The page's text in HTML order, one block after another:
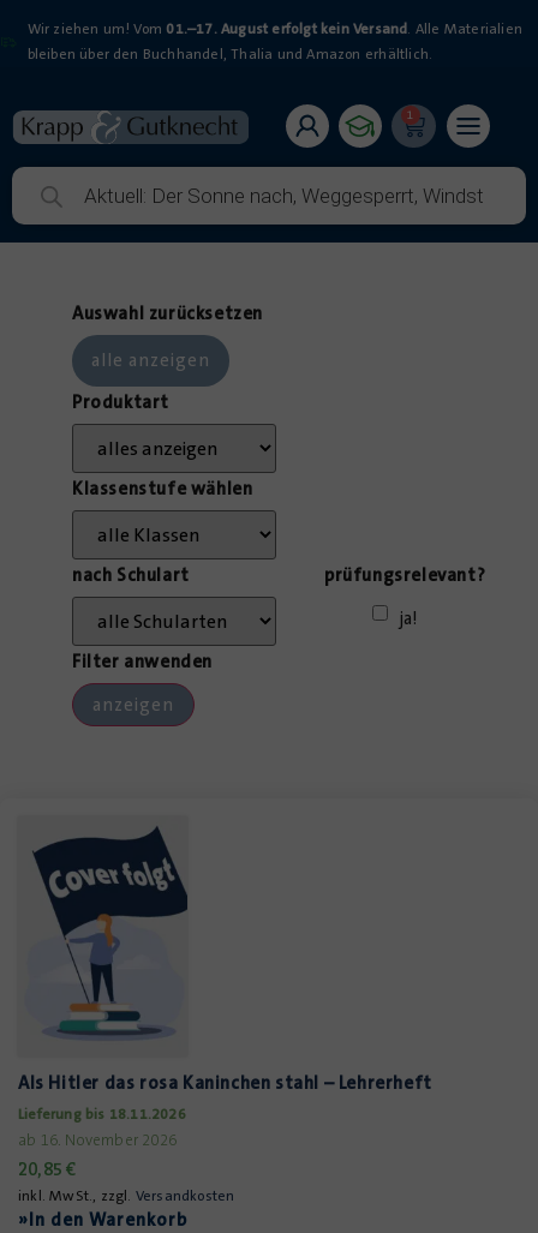
Wir ziehen um! Vom 01.–17. August erfolgt kein Versand. Alle Materialien
bleiben über den Buchhandel, Thalia und Amazon erhältlich.
1
Auswahl zurücksetzen
Produktart
Klassenstufe wählen
nach Schulart
prüfungsrelevant?
ja!
Filter anwenden
Als Hitler das rosa Kaninchen stahl – Lehrerheft
Lieferung bis 18.11.2026
ab 16. November 2026
20,85€
inkl. MwSt., zzgl. Versandkosten
»In den Warenkorb